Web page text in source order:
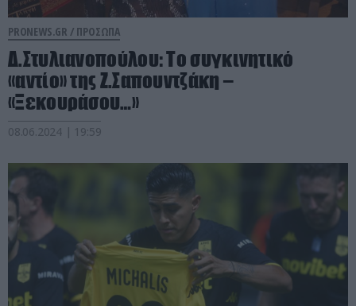
PRONEWS.GR / ΠΡΟΣΩΠΑ
Δ.Στυλιανοπούλου: Το συγκινητικό
«αντίο» της Ζ.Σαπουντζάκη –
«Ξεκουράσου…»
08.06.2024 | 19:59